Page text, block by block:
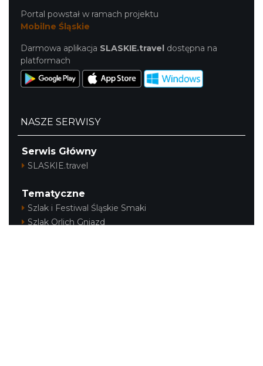
Portal powstał w ramach projektu
Mobilne Śląskie
Darmowa aplikacja SLASKIE.travel dostępna na
platformach
NASZE SERWISY
Serwis Główny
SLASKIE.travel
Tematyczne
Szlak i Festiwal Śląskie Smaki
Szlak Orlich Gniazd